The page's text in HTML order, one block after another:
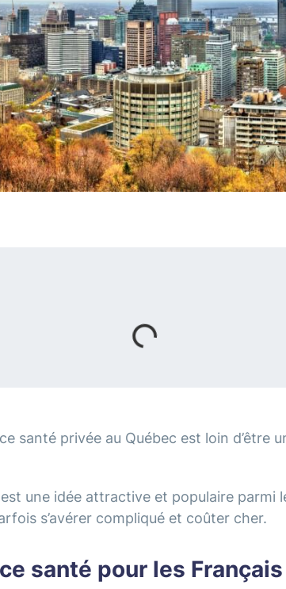
santé privée au Québec est loin d’être
est une idée attractive et populaire parmi
s’avérer compliqué et coûter cher.
santé pour les